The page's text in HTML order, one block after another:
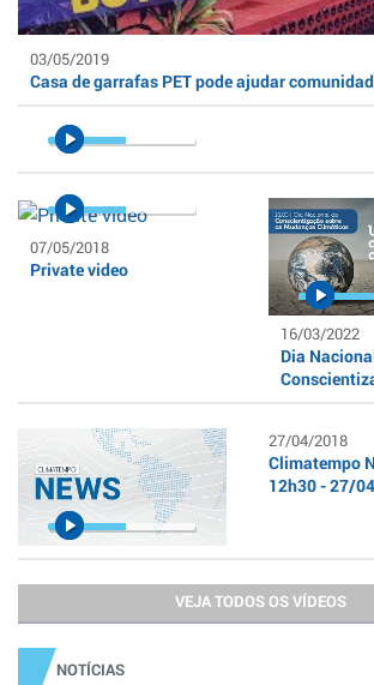
03/05/2019
Casa de garrafas PET pode ajudar
07/05/2018
Private video
16/03/2022
Dia
27/04/2018
Climatempo
12h30 - 27/
VEJA TODOS OS VÍDEOS
NOTÍCIAS